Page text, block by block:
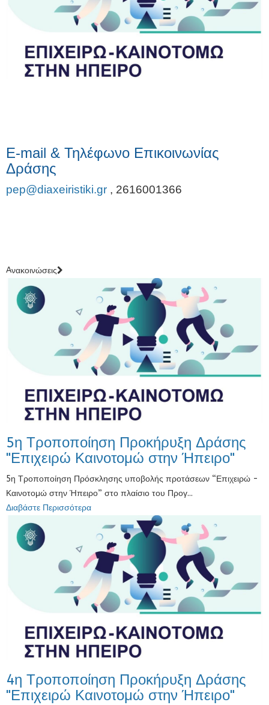
E-mail & Τηλέφωνο Επικοινωνίας
Δράσης
pep@diaxeiristiki.gr , 2616001366
Aνακοινώσεις
5η Τροποποίηση Προκήρυξη Δράσης
"Επιχειρώ Καινοτομώ στην Ήπειρο"
5η Τροποποίηση Πρόσκλησης υποβολής προτάσεων “Επιχειρώ -
Καινοτομώ στην Ήπειρο” στο πλαίσιο του Προγ...
Διαβάστε Περισσότερα
4η Τροποποίηση Προκήρυξη Δράσης
"Επιχειρώ Καινοτομώ στην Ήπειρο"